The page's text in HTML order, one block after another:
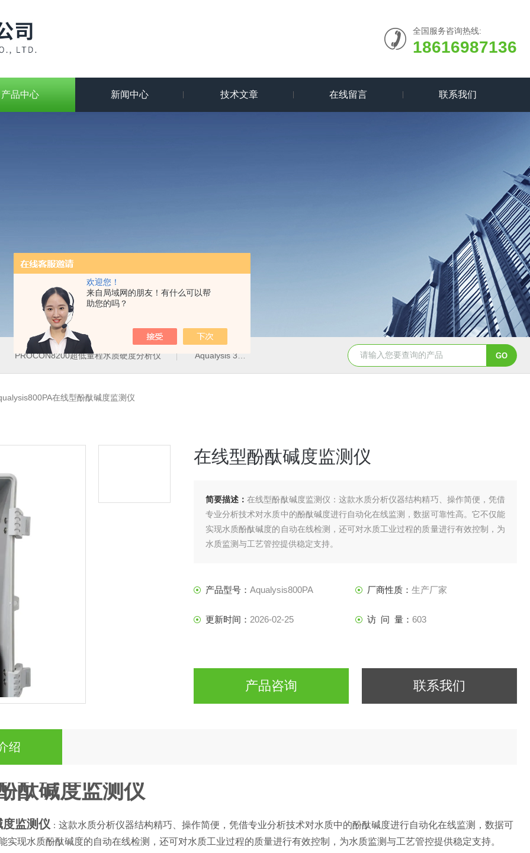
欢迎您！
来自局域网的朋友！有什么可以帮
助您的吗？
全国服务咨询热线:
18616987136
产品中心 新闻中心 技术文章 在线留言 联系我们
PROCON8200超低量程水质硬度分析仪 Aqualysis 300饮用水管网在线余氯总氯分析仪 Aqualysis 300自来水消毒检测余氯/
在线型酚酞碱度监测仪
在线型酚酞碱度监测仪
简要描述：在线型酚酞碱度监测仪：这款水质分析仪器结构精巧、操作简便，凭借
专业分析技术对水质中的酚酞碱度进行自动化在线监测，数据可靠性高。它不仅能
实现水质酚酞碱度的自动在线检测，还可对水质工业过程的质量进行有效控制，为
水质监测与工艺管控提供稳定支持。
产品型号： Aqualysis800PA 厂商性质： 生产厂家
更新时间： 2026-02-25 访 问 量： 603
产品咨询 联系我们
绍
酞碱度监测仪
监测仪 ： 这款水质分析仪器结构精巧、操作简便，凭借专业分析技术对水质中的酚酞碱度进行自动化在线监测，数据可
实现水质酚酞碱度的自动在线检测，还可对水质工业过程的质量进行有效控制，为水质监测与工艺管控提供稳定支持。